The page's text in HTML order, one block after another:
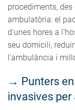
procediments,
ambulatòria: el
d'unes hores a
seu domicili,
l'ambulància i
→ Punters
invasives